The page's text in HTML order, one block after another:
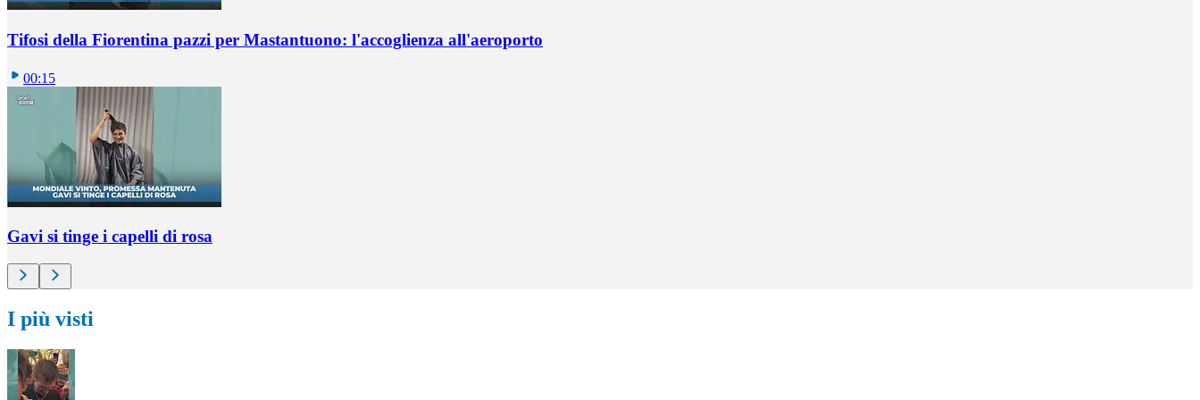
Tifosi della Fiorentina pazzi per Mastantuono: l'accoglienza all'aeroporto
00:15
Gavi si tinge i capelli di rosa
I più visti